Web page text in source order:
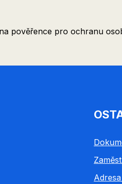
pověřence pro ochranu